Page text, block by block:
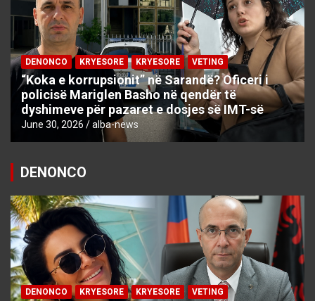
DENONCO KRYESORE KRYESORE VETING
“Koka e korrupsionit” në Sarandë? Oficeri i
policisë Mariglen Basho në qendër të
dyshimeve për pazaret e dosjes së IMT-së
June 30, 2026 alba-news
DENONCO
DENONCO KRYESORE KRYESORE VETING